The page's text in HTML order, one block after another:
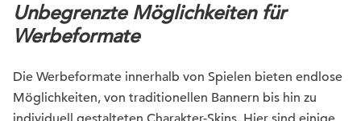
Unbegrenzte Möglichkeiten für
Werbeformate
Die Werbeformate innerhalb von Spielen bieten endlose
Möglichkeiten, von traditionellen Bannern bis hin zu